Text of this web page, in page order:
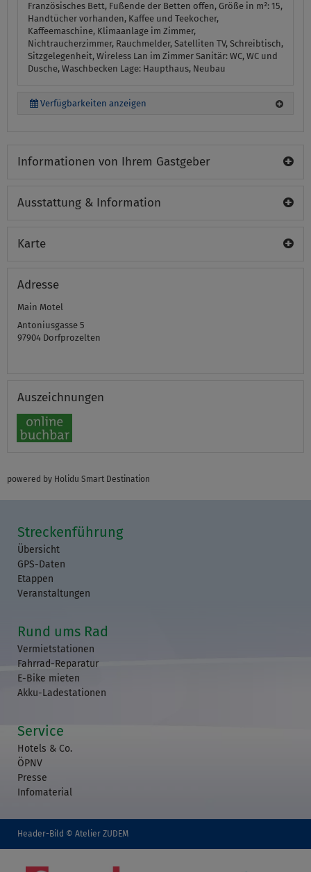
Französisches Bett, Fußende der Betten offen, Größe in m²: 15,
Handtücher vorhanden, Kaffee und Teekocher,
Kaffeemaschine, Klimaanlage im Zimmer,
Nichtraucherzimmer, Rauchmelder, Satelliten TV, Schreibtisch,
Sitzgelegenheit, Wireless Lan im Zimmer Sanitär: WC, WC und
Dusche, Waschbecken Lage: Haupthaus, Neubau
Verfügbarkeiten anzeigen
Informationen von Ihrem Gastgeber
Ausstattung & Information
Karte
Adresse
Main Motel
Antoniusgasse 5
97904 Dorfprozelten
Auszeichnungen
powered by Holidu Smart Destination
Streckenführung
Übersicht
GPS-Daten
Etappen
Veranstaltungen
Rund ums Rad
Vermietstationen
Fahrrad-Reparatur
E-Bike mieten
Akku-Ladestationen
Service
Hotels & Co.
ÖPNV
Presse
Infomaterial
Header-Bild © Atelier ZUDEM